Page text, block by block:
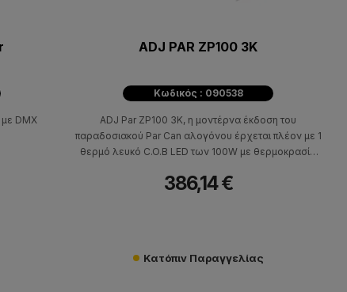
DMX
ADJ PAR ZP100 3K
Κωδικός : 090538
ADJ Par ZP100 3K, η μοντέρνα έκδοση του
παραδοσιακού Par Can αλογόνου έρχεται πλέον με 1
θερμό λευκό C.O.B LED των 100W με θερμοκρασία
επιλογές γωνίας δέσμης που αλλάζουν χειροκίνητα
386,14 €
Κατόπιν Παραγγελίας